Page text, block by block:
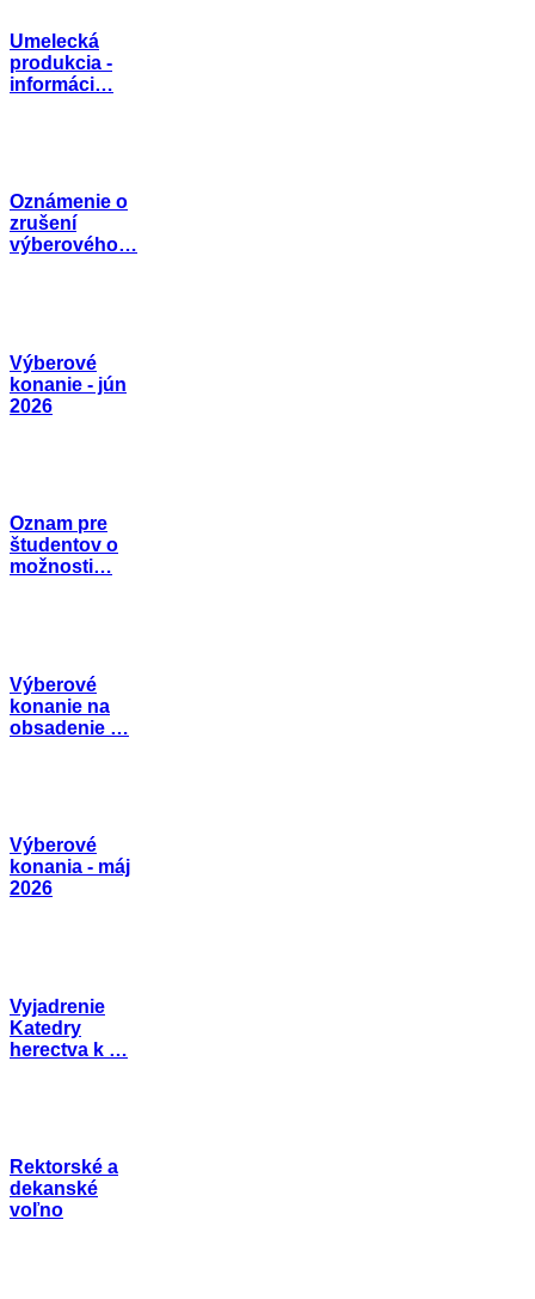
Umelecká
produkcia -
informáci…
Oznámenie o
zrušení
výberového…
Výberové
konanie - jún
2026
Oznam pre
študentov o
možnosti…
Výberové
konanie na
obsadenie …
Výberové
konania - máj
2026
Vyjadrenie
Katedry
herectva k …
Rektorské a
dekanské
voľno